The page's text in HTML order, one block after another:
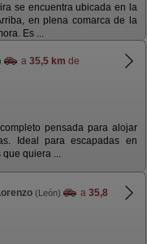
se encuentra ubicada en la
en plena comarca de la
Es ...
a 35,5 km de
pensada para alojar
Ideal para escapadas en
quiera ...
(León) a 35,8